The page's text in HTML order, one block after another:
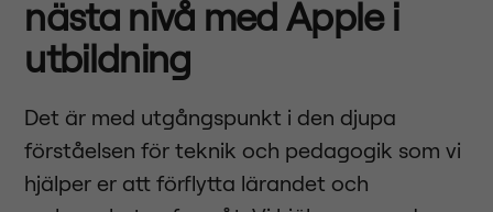
nästa nivå med Apple i
utbildning
Det är med utgångspunkt i den djupa
förståelsen för teknik och pedagogik som vi
hjälper er att förflytta lärandet och